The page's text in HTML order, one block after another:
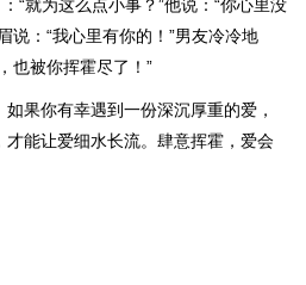
“就为这么点小事？”他说：“你心里没
说：“我心里有你的！”男友冷冷地
也被你挥霍尽了！”
果你有幸遇到一份深沉厚重的爱，
能让爱细水长流。肆意挥霍，爱会